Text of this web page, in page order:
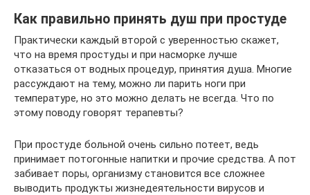
Как правильно принять душ при простуде
Практически каждый второй с уверенностью скажет,
что на время простуды и при насморке лучше
отказаться от водных процедур, принятия душа. Многие
рассуждают на тему, можно ли парить ноги при
температуре, но это можно делать не всегда. Что по
этому поводу говорят терапевты?
При простуде больной очень сильно потеет, ведь
принимает потогонные напитки и прочие средства. А пот
забивает поры, организму становится все сложнее
выводить продукты жизнедеятельности вирусов и